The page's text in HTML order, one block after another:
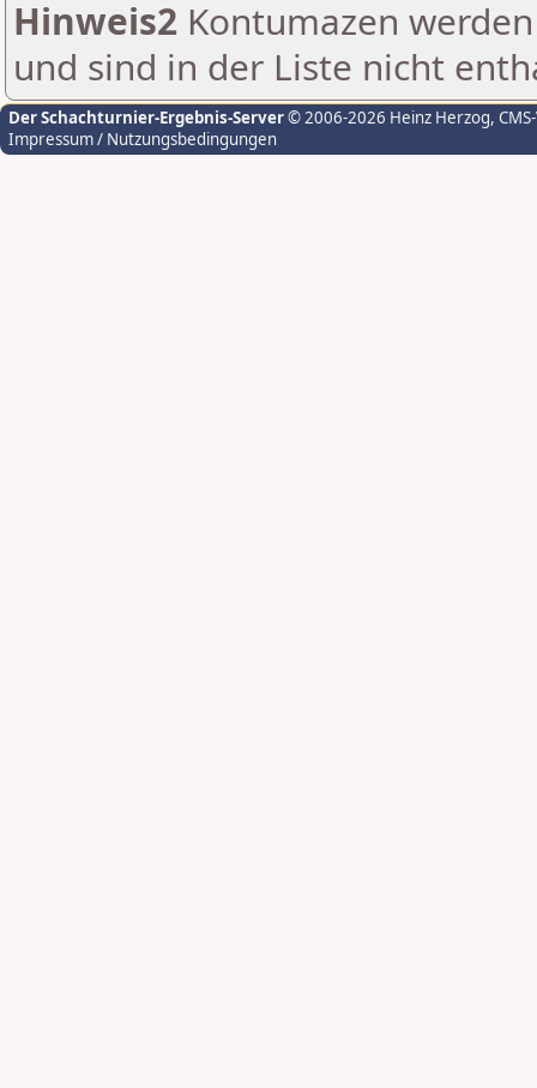
Hinweis2 Kontumazen
und sind in der Liste nicht
Der Schachturnier-Ergebnis-Server© 2006-2026 Heinz Herzog,
Impressum / Nutzungsbedingungen